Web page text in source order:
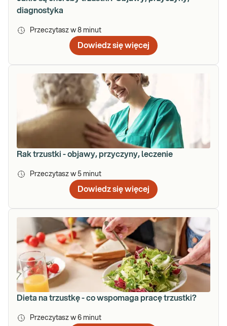
diagnostyka
Przeczytasz w 8 minut
Dowiedz się więcej
Rak trzustki - objawy, przyczyny, leczenie
Przeczytasz w 5 minut
Dowiedz się więcej
Dieta na trzustkę - co wspomaga pracę trzustki?
Przeczytasz w 6 minut